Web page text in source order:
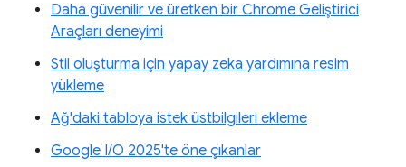
Daha güvenilir ve üretken bir Chrome Geliştirici
Araçları deneyimi
Stil oluşturma için yapay zeka yardımına resim
yükleme
Ağ'daki tabloya istek üstbilgileri ekleme
Google I/O 2025'te öne çıkanlar